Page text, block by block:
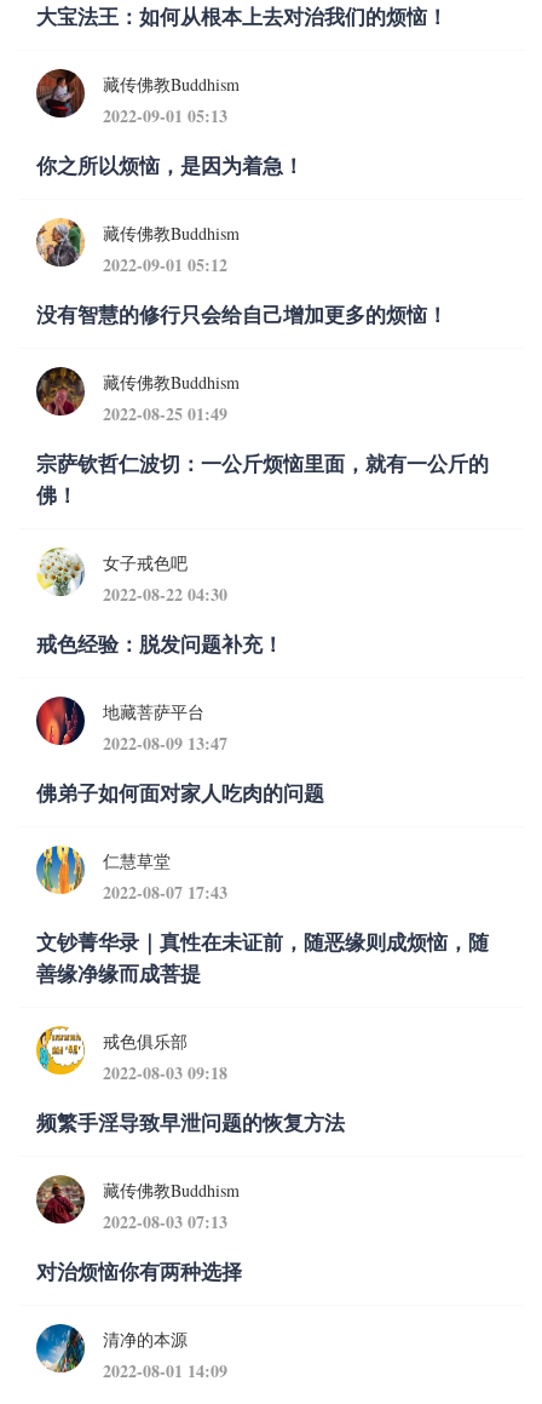
大宝法王：如何从根本上去对治我们的烦恼！
藏传佛教Buddhism
2022-09-01 05:13
你之所以烦恼，是因为着急！
藏传佛教Buddhism
2022-09-01 05:12
没有智慧的修行只会给自己增加更多的烦恼！
藏传佛教Buddhism
2022-08-25 01:49
宗萨钦哲仁波切：一公斤烦恼里面，就有一公斤的
佛！
女子戒色吧
2022-08-22 04:30
戒色经验：脱发问题补充！
地藏菩萨平台
2022-08-09 13:47
佛弟子如何面对家人吃肉的问题
仁慧草堂
2022-08-07 17:43
文钞菁华录｜真性在未证前，随恶缘则成烦恼，随
善缘净缘而成菩提
戒色俱乐部
2022-08-03 09:18
频繁手淫导致早泄问题的恢复方法
藏传佛教Buddhism
2022-08-03 07:13
对治烦恼你有两种选择
清净的本源
2022-08-01 14:09